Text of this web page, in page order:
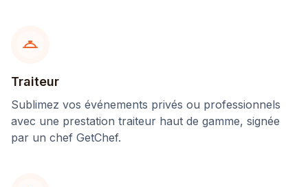
Traiteur
Sublimez vos événements privés ou professionnels
avec une prestation traiteur haut de gamme, signée
par un chef GetChef.